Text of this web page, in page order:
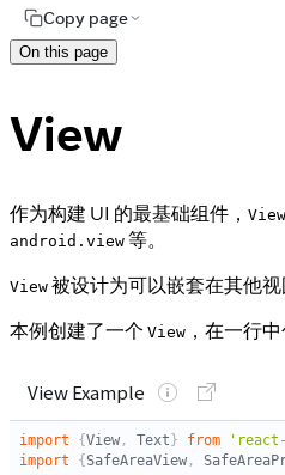
Copy page
On this page
View
作为构建 UI 的最基础组件， View
android.view 等。
View 被设计为可以嵌套在其他
本例创建了一个 View ，在一行